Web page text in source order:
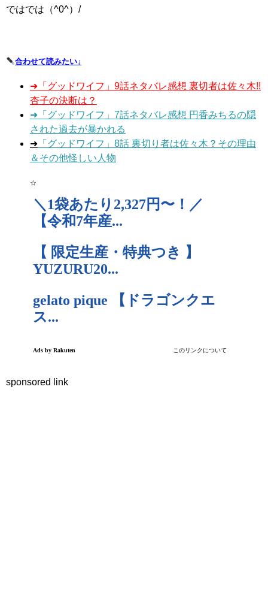
ではでは（^0^）/
合わせて読みたい↓
➜「グッドワイフ」9話ネタバレ感想 裏切者は佐々木!!
杏子の決断は？
➜「グッドワイフ」7話ネタバレ感想 円香みちるの隠
された過去が暴かれる
➜ 「グッドワイフ」8話 裏切り者は佐々木？その理由
＆その他怪しい人物
☆
sponsored link